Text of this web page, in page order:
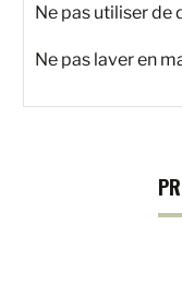
Ne pas utiliser de
Ne pas laver en